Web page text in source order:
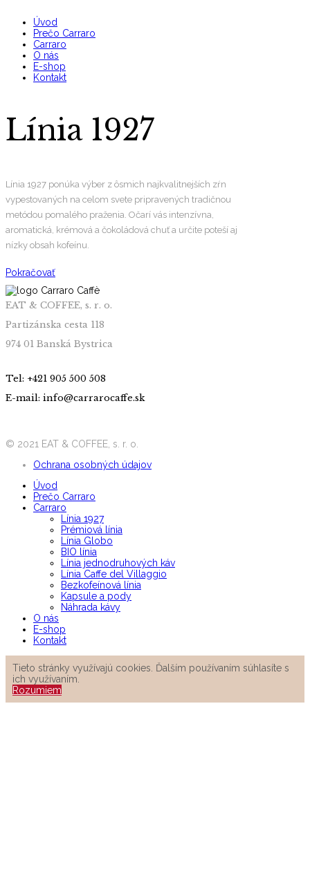
Úvod
Prečo Carraro
Carraro
O nás
E-shop
Kontakt
Línia 1927
Línia 1927 ponúka výber z ôsmich najkvalitnejších zŕn
vypestovaných na celom svete pripravených tradičnou
metódou pomalého praženia. Očarí vás intenzívna,
aromatická, krémová a čokoládová chuť a určite poteší aj
nízky obsah kofeínu.
Pokračovať
EAT & COFFEE, s. r. o.
Partizánska cesta 118
974 01 Banská Bystrica
Tel: +421 905 500 508
E-mail: info@carrarocaffe.sk
© 2021 EAT & COFFEE, s. r. o.
Ochrana osobných údajov
Úvod
Prečo Carraro
Carraro
Línia 1927
Prémiová línia
Línia Globo
BIO línia
Línia jednodruhových káv
Línia Caffe del Villaggio
Bezkofeínová línia
Kapsule a pody
Náhrada kávy
O nás
E-shop
Kontakt
Tieto stránky využívajú cookies. Ďalším používaním súhlasíte s
ich využívaním.
Rozumiem